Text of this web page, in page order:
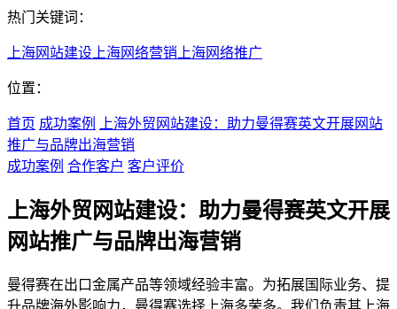
热门关键词：
上海网站建设 上海网络营销 上海网络推广
位置：
首页 成功案例
上海外贸网站建设：助力曼得赛英文开展网站
推广与品牌出海营销
成功案例 合作客户 客户评价
上海外贸网站建设：助力曼得赛英文开展
网站推广与品牌出海营销
曼得赛在出口金属产品等领域经验丰富。为拓展国际业务、提
升品牌海外影响力，曼得赛选择上海多荣多。我们负责其上海